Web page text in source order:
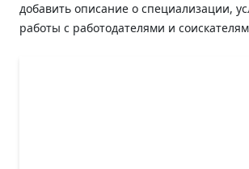
добавить описание о специализации,
работы с работодателями и